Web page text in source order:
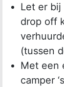
Let er
drop off
(tussen
Met een
camper